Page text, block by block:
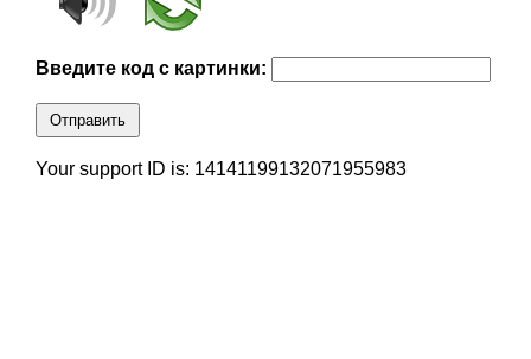
Введите код с картинки:
Отправить
Your support ID is: 14141199132071955983